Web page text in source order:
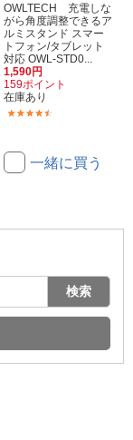
OWLTECH 充電しな
がら角度調整できるア
ルミスタンド スマー
トフォン/タブレット
対応 OWL-STD0...
1,590円
159ポイント
在庫あり
一緒に買う
検索